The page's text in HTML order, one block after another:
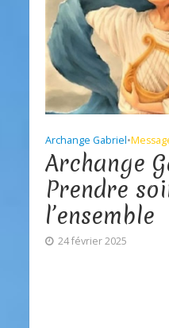
Archange Gabriel•
Archange
Prendre
l’ensemble
24 février 2025